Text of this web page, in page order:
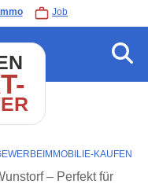
Immo Job
KAUFEN
– Perfekt für